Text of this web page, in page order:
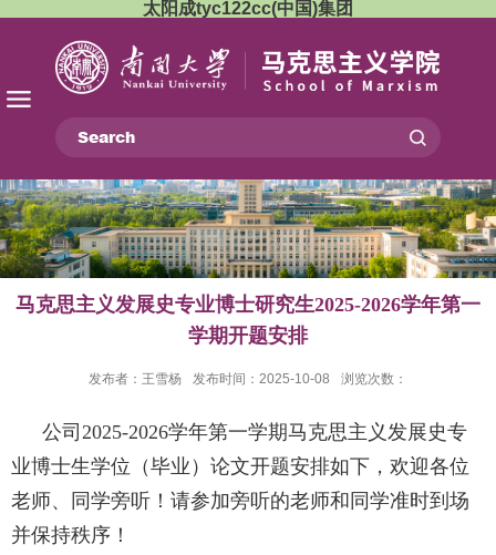
太阳成tyc122cc(中国)集团
马克思主义发展史专业博士研究生2025-2026学年第一
学期开题安排
发布者：王雪杨 发布时间：2025-10-08 浏览次数：
公司 2025-2026学年第一学期马克思主义发展史专
业博士生学位（毕业）论文开题安排如下，欢迎各位
老师、同学旁听！请参加旁听的老师和同学准时到场
并保持秩序！